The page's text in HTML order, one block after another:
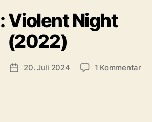
Violent Night
(2022)
Veröffentlichungsdatum
20. Juli 2024 1 Kommentarzu